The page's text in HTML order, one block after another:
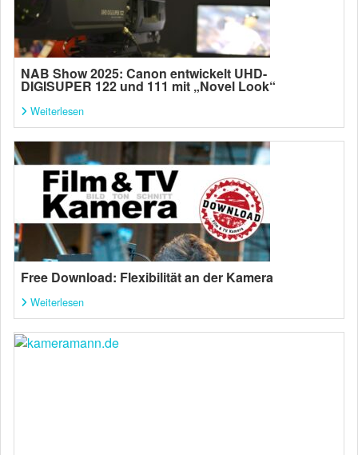
NAB Show 2025: Canon entwickelt UHD-
DIGISUPER 122 und 111 mit „Novel Look“
Weiterlesen
Free Download: Flexibilität an der Kamera
Weiterlesen